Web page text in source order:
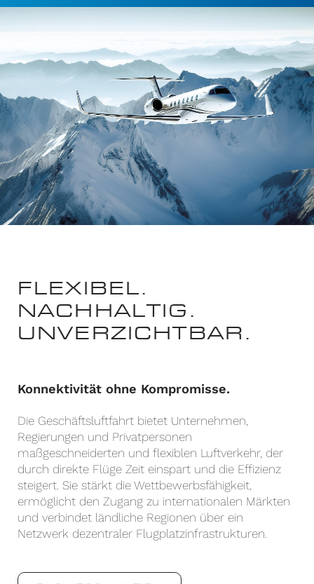
FLEXIBEL.
NACHHALTIG.
UNVERZICHTBAR.
Konnektivität ohne Kompromisse.
Die Geschäftsluftfahrt bietet Unternehmen,
Regierungen und Privatpersonen
maßgeschneiderten und flexiblen Luftverkehr, der
durch direkte Flüge Zeit einspart und die Effizienz
steigert. Sie stärkt die Wettbewerbsfähigkeit,
ermöglicht den Zugang zu internationalen Märkten
und verbindet ländliche Regionen über ein
Netzwerk dezentraler Flugplatzinfrastrukturen.